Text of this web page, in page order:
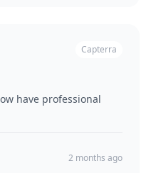
Capterra
have professional
2 months ago